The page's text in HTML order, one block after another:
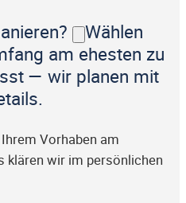
Wählen
am ehesten zu
— wir planen mit
Vorhaben am
klären wir im persönlichen